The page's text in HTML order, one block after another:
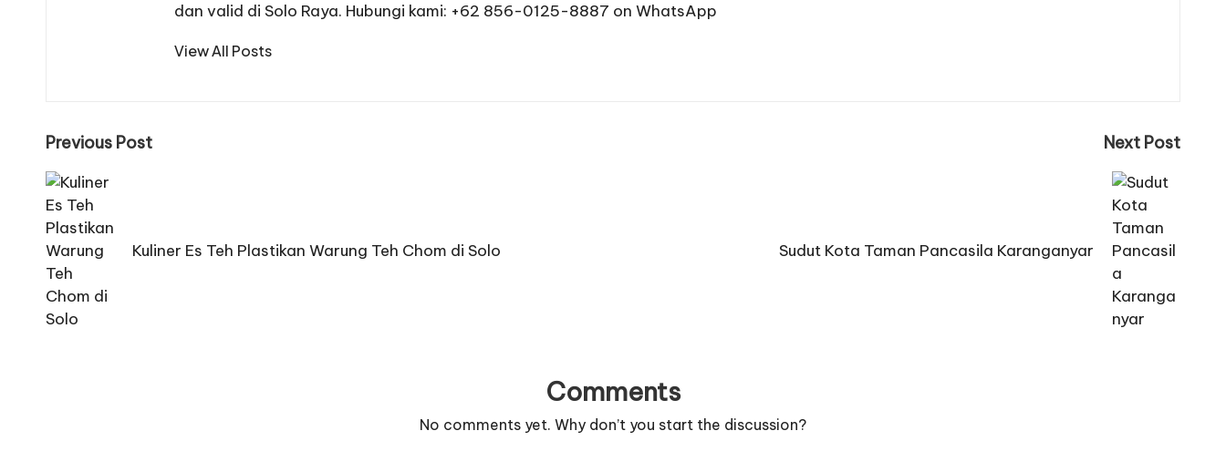
dan valid di Solo Raya. Hubungi kami: +62 856-0125-8887 on WhatsApp
View All Posts
Post
navigation
Previous Post
Kuliner Es Teh Plastikan Warung Teh Chom di Solo
Next Post
Sudut Kota Taman Pancasila Karanganyar
Comments
No comments yet. Why don’t you start the discussion?